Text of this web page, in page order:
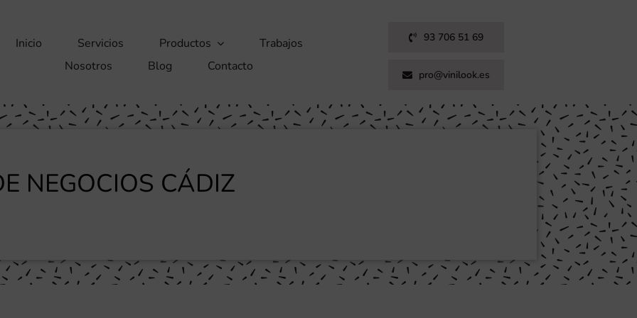
Inicio Servicios Productos
Trabajos
Nosotros
Blog Contacto
93 706 51 69
pro@vinilook.es
NEGOCIOS CÁDIZ